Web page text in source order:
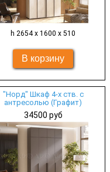
h 2654 х 1600 х 510
"Норд" Шкаф 4-х ств. с
антресолью (Графит)
34500 руб